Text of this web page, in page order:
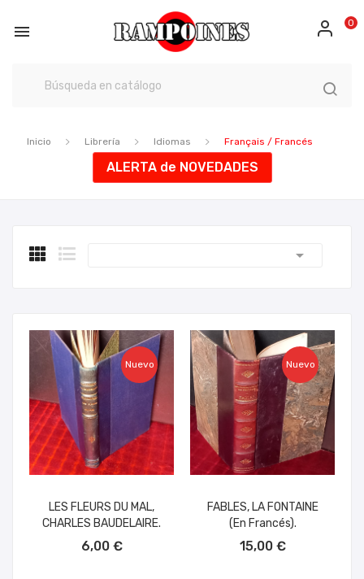
 0
Inicio Librería Idiomas Français / Francés
ALERTA de NOVEDADES

Nuevo
LES FLEURS DU MAL,
CHARLES BAUDELAIRE.
6,00 €
Nuevo
FABLES, LA FONTAINE
(en Francés).
15,00 €